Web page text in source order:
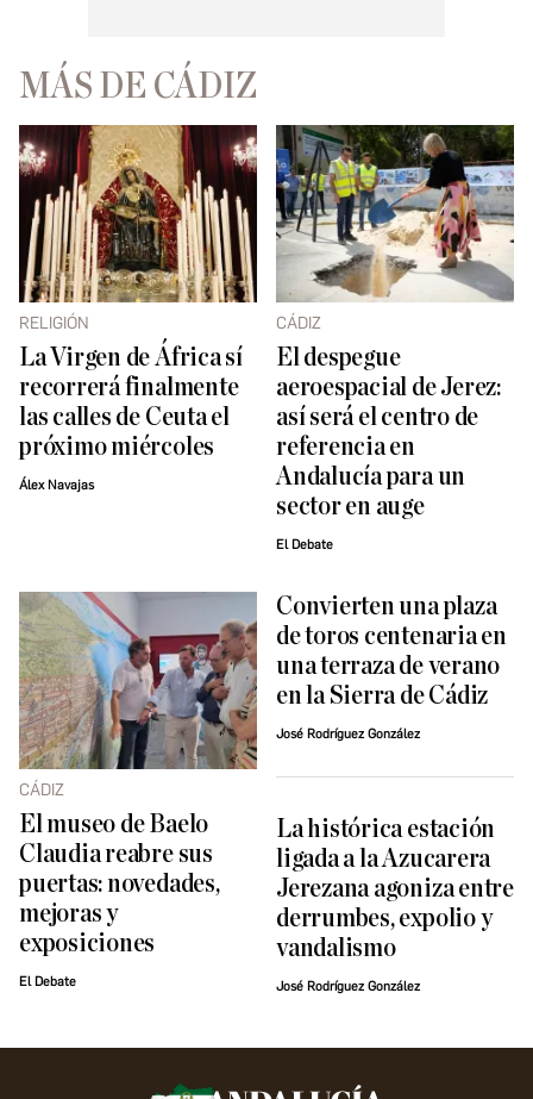
MÁS DE CÁDIZ
RELIGIÓN
La Virgen de África sí
recorrerá finalmente
las calles de Ceuta el
próximo miércoles
Álex Navajas
CÁDIZ
El despegue
aeroespacial de Jerez:
así será el centro de
referencia en
Andalucía para un
sector en auge
El Debate
CÁDIZ
El museo de Baelo
Claudia reabre sus
puertas: novedades,
mejoras y
exposiciones
El Debate
Convierten una plaza
de toros centenaria en
una terraza de verano
en la Sierra de Cádiz
José Rodríguez González
La histórica estación
ligada a la Azucarera
Jerezana agoniza entre
derrumbes, expolio y
vandalismo
José Rodríguez González